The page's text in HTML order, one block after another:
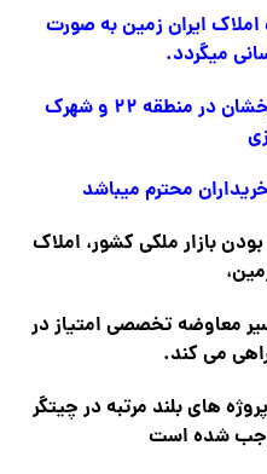
املاک ایران زمین به صورت
میگردد.
املاک ایران زمین با سابقه درخشان در منطقه ۲۲ و شهرک
محترم میباشد
بازار ملکی کشور، املاک
معاوضه تخصصی امتیاز در
می کند.
های بلند مرتبه در چیتگر
شده است